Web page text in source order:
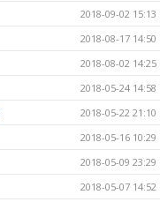
2018-09-02 15:13
2018-08-17 14:50
2018-08-02 14:25
2018-05-24 14:58
2018-05-22 21:10
2018-05-16 10:29
2018-05-09 23:29
2018-05-07 14:52